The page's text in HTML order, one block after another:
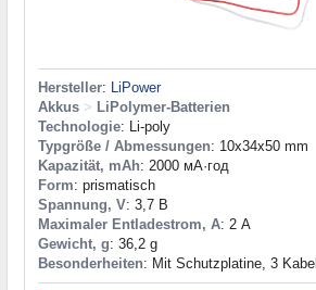
Hersteller:
LiPower
Akkus > LiPolymer-Batterien
Technologie: Li-poly
Typgröße / Abmessungen: 10x34x50 mm
Kapazität, mAh: 2000 мА·год
Form: prismatisch
Spannung, V: 3,7 В
Maximaler Entladestrom, A: 2 А
Gewicht, g: 36,2 g
Besonderheiten: Mit Schutzplatine, 3 Kabel